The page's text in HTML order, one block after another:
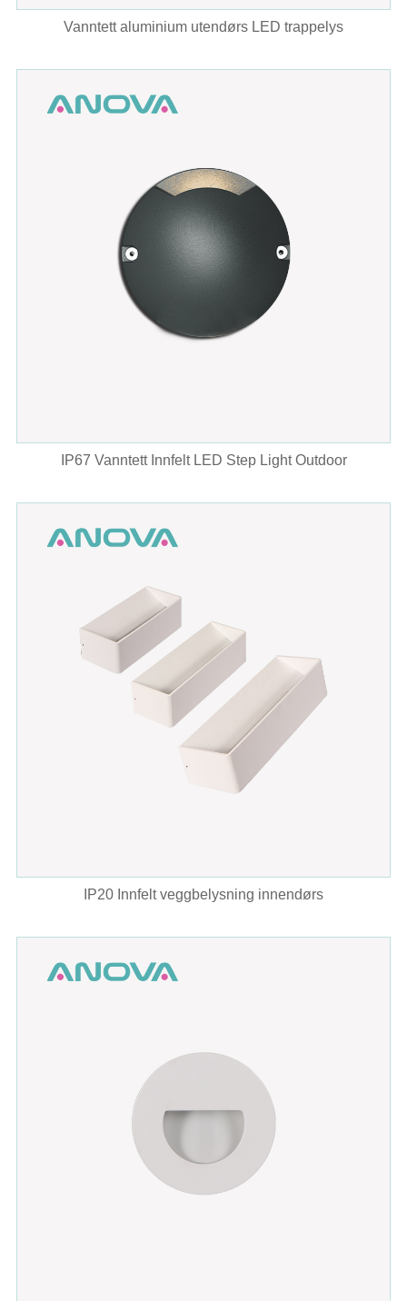
Vanntett aluminium utendørs LED trappelys
IP67 Vanntett Innfelt LED Step Light Outdoor
IP20 Innfelt veggbelysning innendørs